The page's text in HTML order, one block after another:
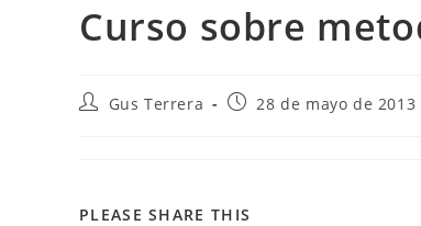
Curso sobre
Gus Terrera 28 de mayo de 2013
PLEASE SHARE THIS